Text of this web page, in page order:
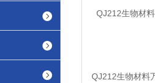
QJ212生物材料